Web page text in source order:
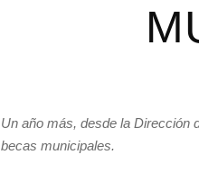
Un año más, desde la Dirección
becas municipales.